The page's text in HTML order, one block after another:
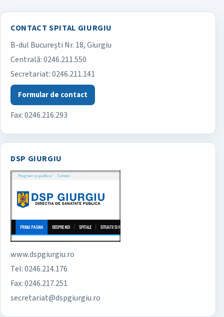
CONTACT SPITAL GIURGIU
Spitalul Județean de Urgență Giurgiu
B-dul București Nr. 18, Giurgiu
Centrală:0246.211.550
Secretariat:0246.211.141
Formular de contact
Fax: 0246.216.293
DSP GIURGIU
www.dspgiurgiu.ro
Tel: 0246.214.176
Fax: 0246.217.251
secretariat@dspgiurgiu.ro